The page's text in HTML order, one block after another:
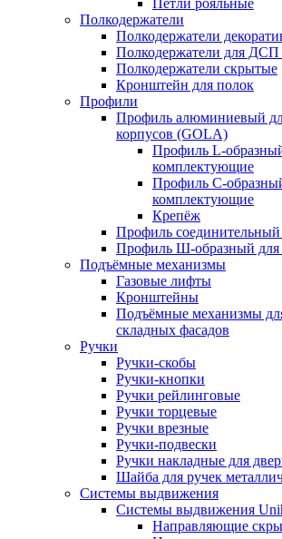
Полкодержатели
Полкодержатели
Полкодержатели для ДСП
Полкодержатели скрытые
Кронштейн для полок
Профили
Профиль алюминиевый
корпусов (GOLA)
Профиль L-
комплектующие
Профиль C-
комплектующие
Крепёж
Профиль
Профиль Ш-образный для
Подъёмные механизмы
Газовые лифты
Кронштейны
Подъёмные механизмы
складных фасадов
Ручки
Ручки-скобы
Ручки-кнопки
Ручки рейлинговые
Ручки торцевые
Ручки врезные
Ручки-подвески
Ручки накладные для
Шайба для ручек
Системы выдвижения
Системы выдвижения
Направляющие